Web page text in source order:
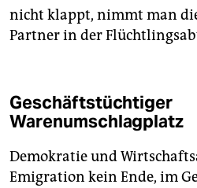
nicht klappt, nimmt man
Partner in der
Geschäftstüchtiger
Warenumschlagplatz
Demokratie und
Emigration kein Ende, im